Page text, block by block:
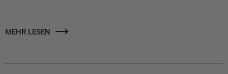
MEHR LESEN